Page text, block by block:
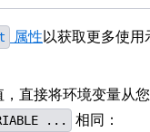
属性以获取更多使用
直接将环境变量从
... 相同：